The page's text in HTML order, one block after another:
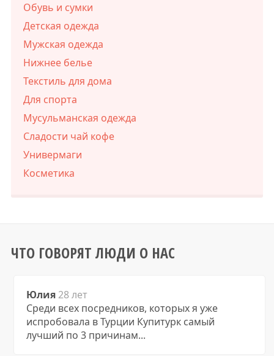
Обувь и сумки
Детская одежда
Мужская одежда
Нижнее белье
Текстиль для дома
Для спорта
Мусульманская одежда
Сладости чай кофе
Универмаги
Косметика
ЧТО ГОВОРЯТ ЛЮДИ О НАС
Юлия 28 лет
Среди всех посредников, которых я уже
испробовала в Турции Купитурк самый
лучший по 3 причинам...